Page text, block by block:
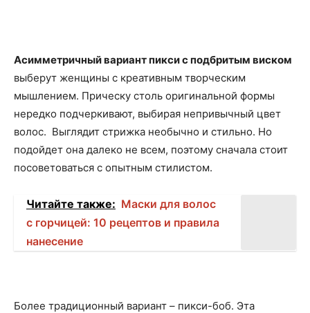
Асимметричный вариант пикси с подбритым виском
выберут женщины с креативным творческим
мышлением. Прическу столь оригинальной формы
нередко подчеркивают, выбирая непривычный цвет
волос. Выглядит стрижка необычно и стильно. Но
подойдет она далеко не всем, поэтому сначала стоит
посоветоваться с опытным стилистом.
Читайте также: Маски для волос
с горчицей: 10 рецептов и правила
нанесение
Более традиционный вариант – пикси-боб. Эта